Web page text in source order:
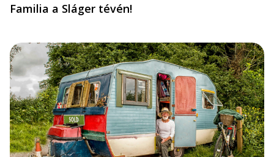
Familia a Sláger tévén!